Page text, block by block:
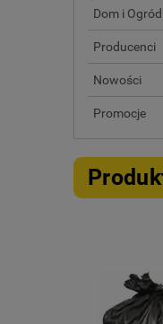
Dom i Ogród
Producenci
Nowości
Promocje